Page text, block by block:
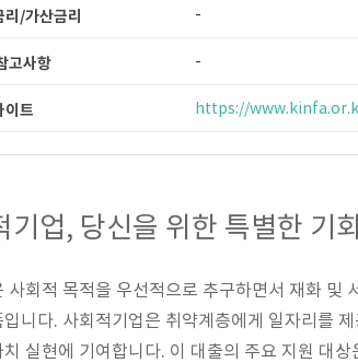
리/가산금리 -
고사항 -
이트 https://
기업, 당신을 위한 특별한 기
사회적 목적을 우선적으로 추구하면서 재화 및
입니다. 사회적기업은 취약계층에게 일자리를
치 실현에 기여합니다. 이 대출의 주요 지원 대상